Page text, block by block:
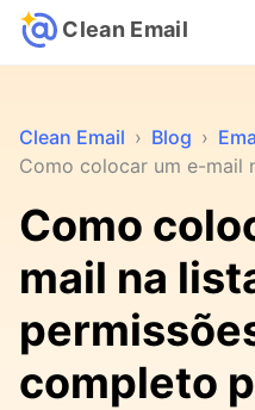
Clean Email
Clean Email › Blog ›
Como colocar um e-mail
Como
mail na
completo